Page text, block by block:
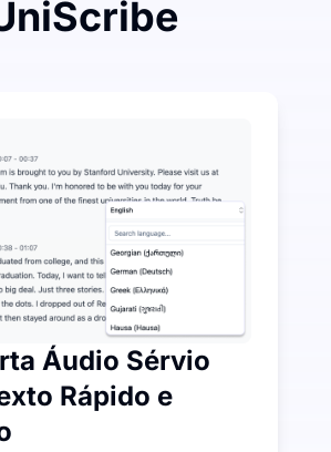
120 minutos de transcrição
de IA Disponíveis Além de Áudio
resumos, mapas mentais
Áudio Sérvio
Rápido e